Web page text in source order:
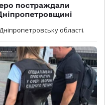
постраждали
області.